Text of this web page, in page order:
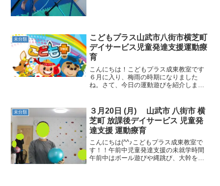
未分類
こどもプラス山武市八街市横芝町
デイサービス児童発達支援運動療
育
こんにちは！こどもプラス成東教室です
６月に入り、梅雨の時期になりました
ね。さて、今日の運動遊びを紹介しま
覚・腹筋②動物のマネっこ（犬・ク
マ） ⇒筋力・支持力・想像力③食
べちゃうぞ！（ねこ...
未分類
３月20日 (月) 山武市 八街市 横
芝町 放課後デイサービス 児童発
達支援 運動療育
こんにちは(^^♪こどもプラス成東教室で
す！！午前中児童発達支援の未就学時間
午前中はボール遊びや縄跳び、大幹を養